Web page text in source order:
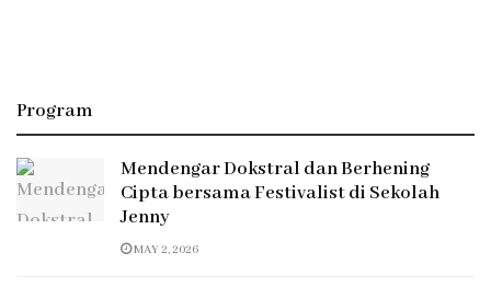
Program
Mendengar Dokstral dan Berhening
Cipta bersama Festivalist di Sekolah
Jenny
MAY 2, 2026